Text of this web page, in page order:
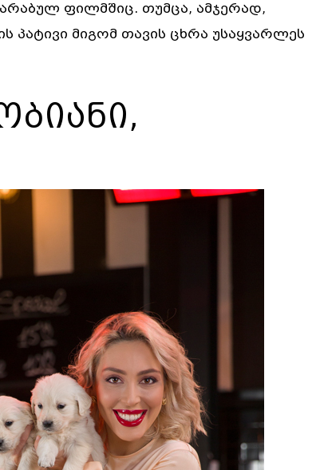
ფილმშიც. თუმცა, ამჯერად,
პატივი მიგომ თავის ცხრა უსაყვარლეს